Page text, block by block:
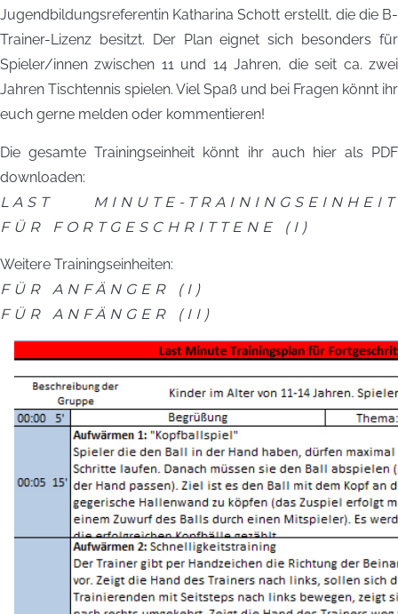
Jugendbildungsreferentin Katharina Schott erstellt, die die B-
Trainer-Lizenz besitzt. Der Plan eignet sich besonders für
Spieler/innen zwischen 11 und 14 Jahren, die seit ca. zwei
Jahren Tischtennis spielen. Viel Spaß und bei Fragen könnt ihr
euch gerne melden oder kommentieren!
Die gesamte Trainingseinheit könnt ihr auch hier als PDF
downloaden:
LAST MINUTE-TRAININGSEINHEIT
FÜR FORTGESCHRITTENE (I)
Weitere Trainingseinheiten:
FÜR ANFÄNGER (I)
FÜR ANFÄNGER (II)